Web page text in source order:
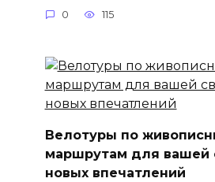
0 115
Велотуры по
маршрутам для вашей
новых впечатлений